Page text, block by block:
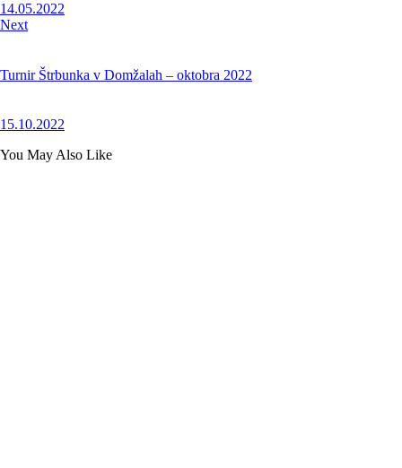
14.05.2022
Next
Turnir Štrbunka v Domžalah – oktobra 2022
15.10.2022
You May Also Like